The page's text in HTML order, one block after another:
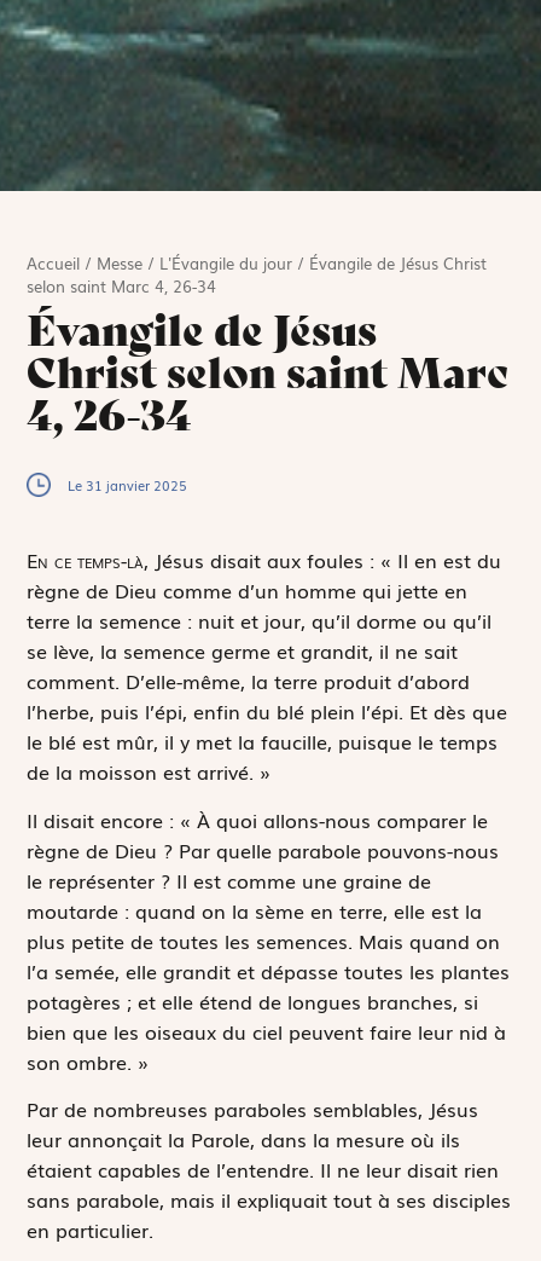
Accueil / Messe / L'Évangile du jour / Évangile de Jésus Christ
selon saint Marc 4, 26-34
Évangile de Jésus
Christ selon saint Marc
4, 26-34
Le 31 janvier 2025
En ce temps-là, Jésus disait aux foules : « Il en est du
règne de Dieu comme d’un homme qui jette en
terre la semence : nuit et jour, qu’il dorme ou qu’il
se lève, la semence germe et grandit, il ne sait
comment. D’elle-même, la terre produit d’abord
l’herbe, puis l’épi, enfin du blé plein l’épi. Et dès que
le blé est mûr, il y met la faucille, puisque le temps
de la moisson est arrivé. »
Il disait encore : « À quoi allons-nous comparer le
règne de Dieu ? Par quelle parabole pouvons-nous
le représenter ? Il est comme une graine de
moutarde : quand on la sème en terre, elle est la
plus petite de toutes les semences. Mais quand on
l’a semée, elle grandit et dépasse toutes les plantes
potagères ; et elle étend de longues branches, si
bien que les oiseaux du ciel peuvent faire leur nid à
son ombre. »
Par de nombreuses paraboles semblables, Jésus
leur annonçait la Parole, dans la mesure où ils
étaient capables de l’entendre. Il ne leur disait rien
sans parabole, mais il expliquait tout à ses disciples
en particulier.